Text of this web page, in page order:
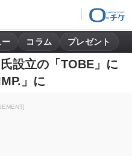
ー コラム プレゼント
設立の「TOBE」に
」に